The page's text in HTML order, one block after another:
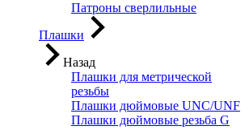
Патроны сверлильные
Плашки
Назад
Плашки для метрической
резьбы
Плашки дюймовые UNC/UNF
Плашки дюймовые резьба G